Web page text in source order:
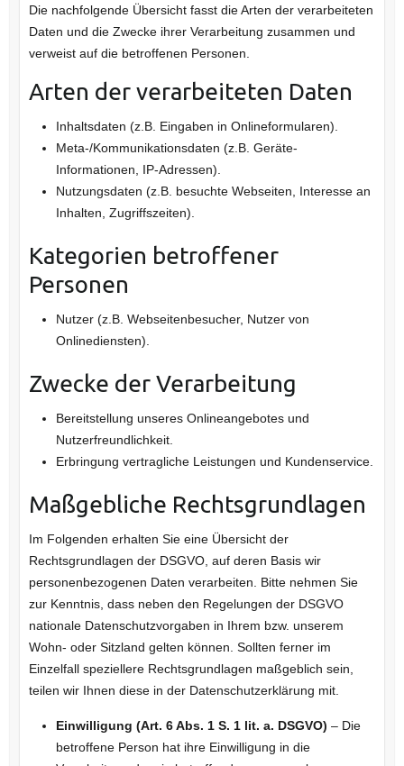
Die nachfolgende Übersicht fasst die Arten der verarbeiteten
Daten und die Zwecke ihrer Verarbeitung zusammen und
verweist auf die betroffenen Personen.
Arten der verarbeiteten Daten
Inhaltsdaten (z.B. Eingaben in Onlineformularen).
Meta-/Kommunikationsdaten (z.B. Geräte-
Informationen, IP-Adressen).
Nutzungsdaten (z.B. besuchte Webseiten, Interesse an
Inhalten, Zugriffszeiten).
Kategorien betroffener
Personen
Nutzer (z.B. Webseitenbesucher, Nutzer von
Onlinediensten).
Zwecke der Verarbeitung
Bereitstellung unseres Onlineangebotes und
Nutzerfreundlichkeit.
Erbringung vertragliche Leistungen und Kundenservice.
Maßgebliche Rechtsgrundlagen
Im Folgenden erhalten Sie eine Übersicht der
Rechtsgrundlagen der DSGVO, auf deren Basis wir
personenbezogenen Daten verarbeiten. Bitte nehmen Sie
zur Kenntnis, dass neben den Regelungen der DSGVO
nationale Datenschutzvorgaben in Ihrem bzw. unserem
Wohn- oder Sitzland gelten können. Sollten ferner im
Einzelfall speziellere Rechtsgrundlagen maßgeblich sein,
teilen wir Ihnen diese in der Datenschutzerklärung mit.
Einwilligung (Art. 6 Abs. 1 S. 1 lit. a. DSGVO) – Die
betroffene Person hat ihre Einwilligung in die